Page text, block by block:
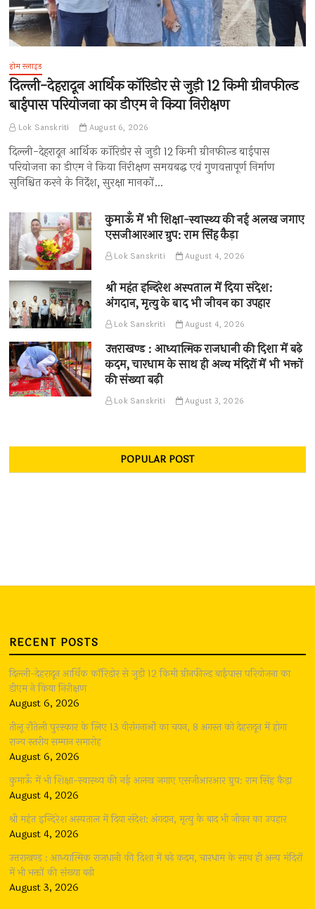
होम स्लाइड
दिल्ली-देहरादून आर्थिक कॉरिडोर से जुड़ी 12 किमी ग्रीनफील्ड
बाईपास परियोजना का डीएम ने किया निरीक्षण
Lok Sanskriti August 6, 2026
दिल्ली-देहरादून आर्थिक कॉरिडोर से जुड़ी 12 किमी ग्रीनफील्ड बाईपास
परियोजना का डीएम ने किया निरीक्षण समयबद्ध एवं गुणवत्तापूर्ण निर्माण
सुनिश्चित करने के निर्देश, सुरक्षा मानकों…
कुमाऊँ में भी शिक्षा-स्वास्थ्य की नई अलख जगाए
एसजीआरआर ग्रुप: राम सिंह कैड़ा
Lok Sanskriti August 4, 2026
श्री महंत इन्दिरेश अस्पताल में दिया संदेश:
अंगदान, मृत्यु के बाद भी जीवन का उपहार
Lok Sanskriti August 4, 2026
उत्तराखण्ड : आध्यात्मिक राजधानी की दिशा में बढ़े
कदम, चारधाम के साथ ही अन्य मंदिरों में भी भक्तों
की संख्या बढ़ी
Lok Sanskriti August 3, 2026
POPULAR POST
RECENT POSTS
दिल्ली-देहरादून आर्थिक कॉरिडोर से जुड़ी 12 किमी ग्रीनफील्ड बाईपास परियोजना का
डीएम ने किया निरीक्षण
August 6, 2026
तीलू रौतेली पुरस्कार के लिए 13 वीरांगनाओं का चयन, 8 अगस्त को देहरादून में होगा
राज्य स्तरीय सम्मान समारोह
August 6, 2026
कुमाऊँ में भी शिक्षा-स्वास्थ्य की नई अलख जगाए एसजीआरआर ग्रुप: राम सिंह कैड़ा
August 4, 2026
श्री महंत इन्दिरेश अस्पताल में दिया संदेश: अंगदान, मृत्यु के बाद भी जीवन का उपहार
August 4, 2026
उत्तराखण्ड : आध्यात्मिक राजधानी की दिशा में बढ़े कदम, चारधाम के साथ ही अन्य मंदिरों
में भी भक्तों की संख्या बढ़ी
August 3, 2026